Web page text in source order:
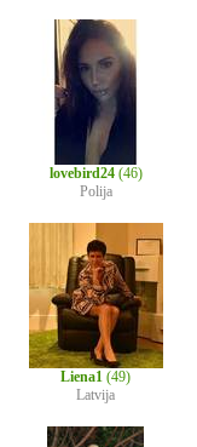
lovebird24(46)
Polija
Liena1 (49)
Latvija